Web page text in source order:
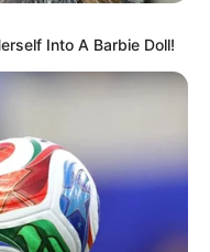
Into A Barbie Doll!